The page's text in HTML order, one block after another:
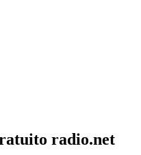
radio.net